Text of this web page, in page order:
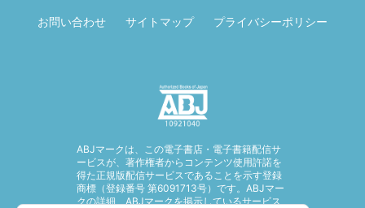
お問い合わせ サイトマップ プライバシーポリシー
ABJマークは、この電子書店・電子書籍配信サ
ービスが、著作権者からコンテンツ使用許諾を
得た正規版配信サービスであることを示す登録
商標（登録番号 第6091713号）です。ABJマー
クの詳細、ABJマークを掲示しているサービス